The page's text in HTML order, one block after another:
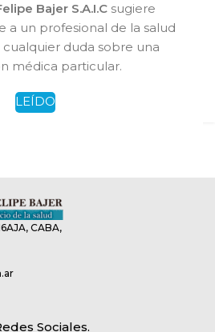
Bajer S.A.I.C sugiere
a un profesional de la salud
duda sobre una
médica particular.
LEÍDO
activo de muchos
que se aplican sobre la piel.
la citronela? La...
LEER MÁS
CABA,
Sociales.